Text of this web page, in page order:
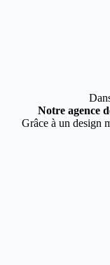
Notre agence
Grâce à un design